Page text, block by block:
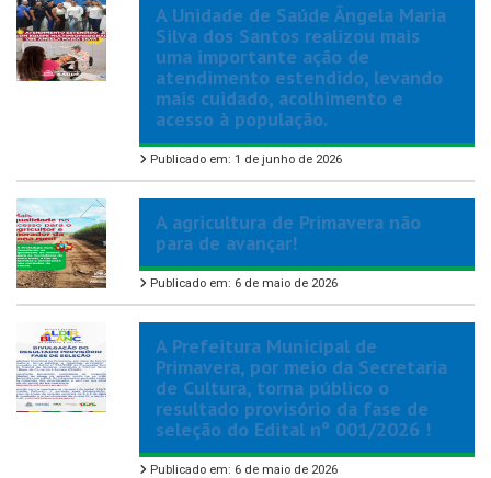
A Unidade de Saúde Ângela Maria
Silva dos Santos realizou mais
uma importante ação de
atendimento estendido, levando
mais cuidado, acolhimento e
acesso à população.
Publicado em: 1 de junho de 2026
A agricultura de Primavera não
para de avançar!
Publicado em: 6 de maio de 2026
A Prefeitura Municipal de
Primavera, por meio da Secretaria
de Cultura, torna público o
resultado provisório da fase de
seleção do Edital nº 001/2026 !
Publicado em: 6 de maio de 2026